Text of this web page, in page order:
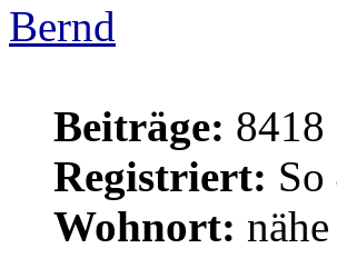
Bernd
Beiträge: 8418
Registriert:
Wohnort: